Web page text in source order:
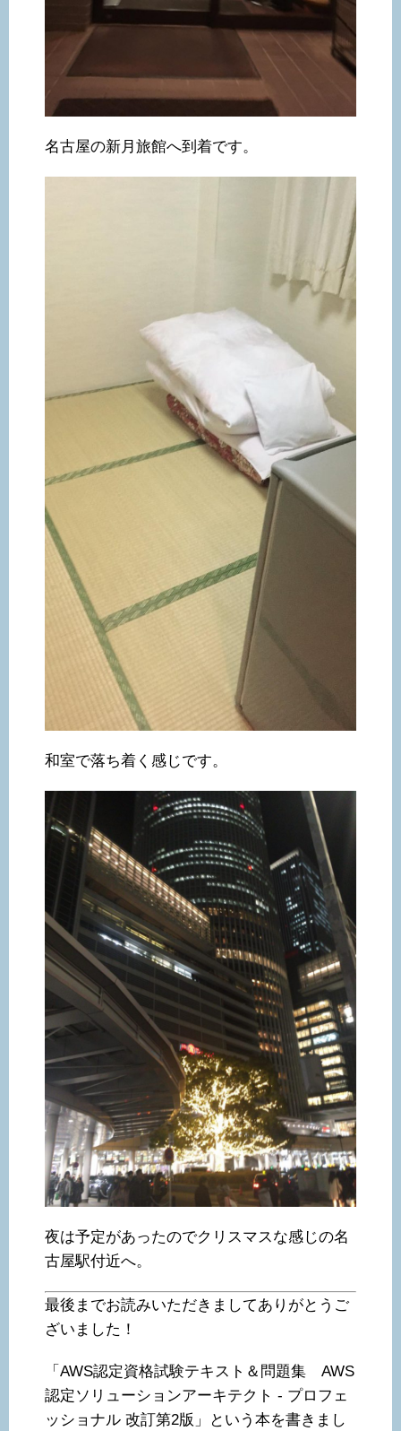
名古屋の新月旅館へ到着です。
和室で落ち着く感じです。
夜は予定があったのでクリスマスな感じの名
古屋駅付近へ。
最後までお読みいただきましてありがとうご
ざいました！
「AWS認定資格試験テキスト＆問題集 AWS
認定ソリューションアーキテクト - プロフェ
ッショナル 改訂第2版」という本を書きまし